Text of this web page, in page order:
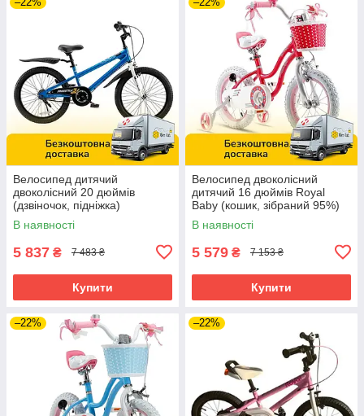
Велосипед дитячий
двоколісний 20 дюймів
(дзвіночок, підніжка)
RoyalBaby Freestyle RB20B-6
Синій
В наявності
5 837 ₴ 7 483 ₴
Купити
Велосипед двоколісний
дитячий 16 дюймів Royal
Baby (кошик, зібраний 95%)
Stargirl RB16G-1R Рожевий
В наявності
5 579 ₴ 7 153 ₴
Купити
–22% –22%